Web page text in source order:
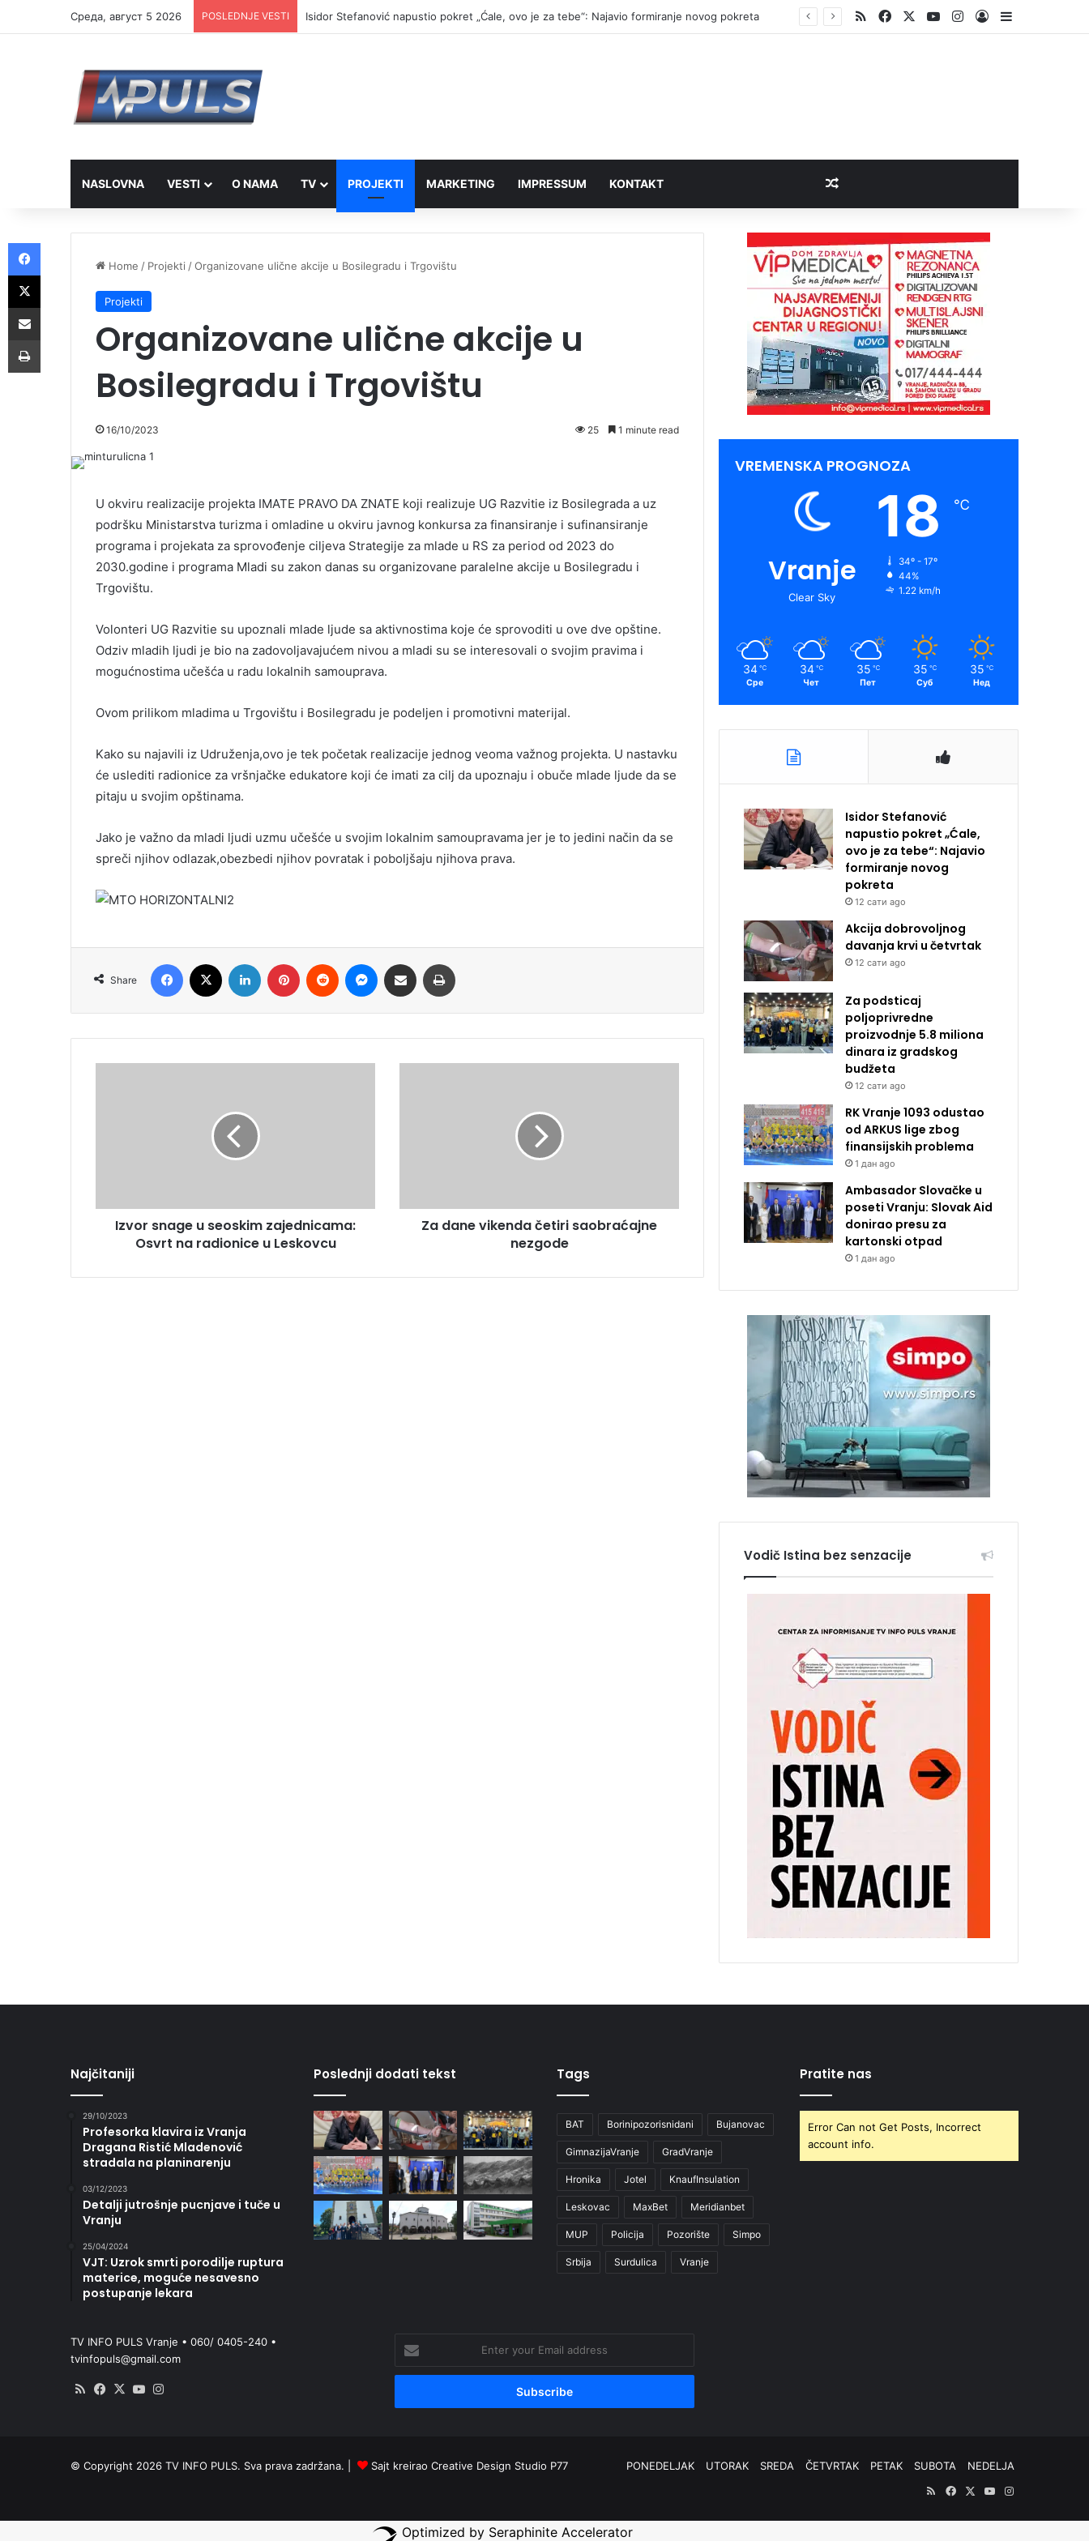
Cреда, август 5 2026 POSLEDNJE VESTI Isidor Stefanović napustio pokret „Ćale, ovo je za tebe“: Najavio formiranje novog pokreta RSSFacebookYouTubeInstagram
Log InSidebar
NASLOVNA VESTI O NAMA TV PROJEKTI MARKETING IMPRESSUM KONTAKT Random Article
Home / Projekti /Organizovane ulične akcije u Bosilegradu i Trgovištu
Projekti
Organizovane ulične akcije u
Bosilegradu i Trgovištu
16/10/2023 25 1 minute read
U okviru realizacije projekta IMATE PRAVO DA ZNATE koji realizuje UG Razvitie iz Bosilegrada a uz
podršku Ministarstva turizma i omladine u okviru javnog konkursa za finansiranje i sufinansiranje
programa i projekata za sprovođenje ciljeva Strategije za mlade u RS za period od 2023 do
2030.godine i programa Mladi su zakon danas su organizovane paralelne akcije u Bosilegradu i
Trgovištu.
Volonteri UG Razvitie su upoznali mlade ljude sa aktivnostima koje će sprovoditi u ove dve opštine.
Odziv mladih ljudi je bio na zadovoljavajućem nivou a mladi su se interesovali o svojim pravima i
mogućnostima učešća u radu lokalnih samouprava.
Ovom prilikom mladima u Trgovištu i Bosilegradu je podeljen i promotivni materijal.
Kako su najavili iz Udruženja,ovo je tek početak realizacije jednog veoma važnog projekta. U nastavku
će uslediti radionice za vršnjačke edukatore koji će imati za cilj da upoznaju i obuče mlade ljude da se
pitaju u svojim opštinama.
Jako je važno da mladi ljudi uzmu učešće u svojim lokalnim samoupravama jer je to jedini način da se
spreči njihov odlazak,obezbedi njihov povratak i poboljšaju njihova prava.
Share
Facebook LinkedIn Pinterest Reddit Messenger
Share via Email
Izvor snage u seoskim zajednicama:
Osvrt na radionice u Leskovcu
Za dane vikenda četiri saobraćajne
nezgode
VREMENSKA PROGNOZA
Vranje
Clear Sky
18 ℃
34º - 17º
44%
1.22 km/h
34 ℃
Сре
34 ℃
Чет
35 ℃
Пет
35 ℃
Суб
35 ℃
Нед
Isidor Stefanović
napustio pokret „Ćale,
ovo je za tebe“: Najavio
formiranje novog
pokreta
12 сати ago
Akcija dobrovoljnog
davanja krvi u četvrtak
12 сати ago
Za podsticaj
poljoprivredne
proizvodnje 5.8 miliona
dinara iz gradskog
budžeta
12 сати ago
RK Vranje 1093 odustao
od ARKUS lige zbog
finansijskih problema
1 дан ago
Ambasador Slovačke u
poseti Vranju: Slovak Aid
donirao presu za
kartonski otpad
1 дан ago
Vodič Istina bez senzacije
Najčitaniji
29/10/2023
Profesorka klavira iz Vranja
Dragana Ristić Mladenović
stradala na planinarenju
03/12/2023
Detalji jutrošnje pucnjave i tuče u
Vranju
25/04/2024
VJT: Uzrok smrti porodilje ruptura
materice, moguće nesavesno
postupanje lekara
Poslednji dodati tekst Tags
BAT Borinipozorisnidani Bujanovac
GimnazijaVranje GradVranje
Hronika Jotel KnaufInsulation
Leskovac MaxBet Meridianbet
MUP Policija Pozorište Simpo
Srbija Surdulica Vranje
Pratite nas
Error Can not Get Posts, Incorrect
account info.
TV INFO PULS Vranje • 060/ 0405-240 •
tvinfopuls@gmail.com
RSS Facebook
X YouTube
your
Email
© Copyright 2026 TV INFO PULS. Sva prava zadržana. | Sajt kreirao Creative Design Studio P77 PONEDELJAK UTORAK SREDA ČETVRTAK PETAK SUBOTA
NEDELJA
RSSFacebook
X YouTubeInstagram
Facebook
X
Share via Email
Optimized by Seraphinite Accelerator